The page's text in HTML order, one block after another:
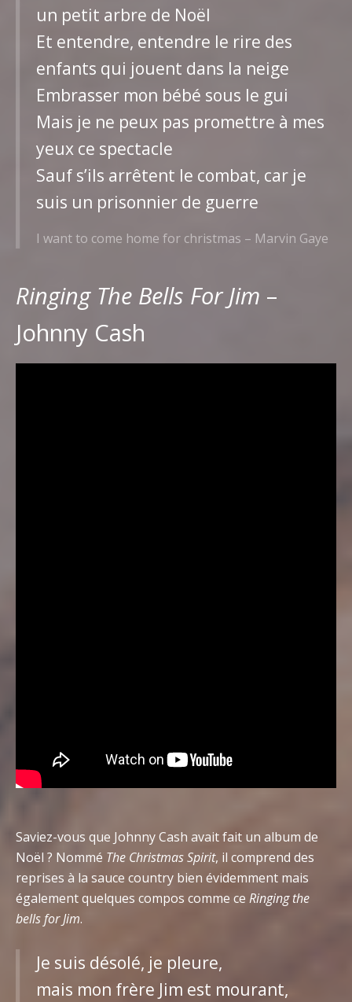
un petit arbre de Noël
Et entendre, entendre le rire des
enfants qui jouent dans la neige
Embrasser mon bébé sous le gui
Mais je ne peux pas promettre à mes
yeux ce spectacle
Sauf s’ils arrêtent le combat, car je
suis un prisonnier de guerre
I want to come home for christmas – Marvin Gaye
Ringing The Bells For Jim –
Johnny Cash
Saviez-vous que Johnny Cash avait fait un album de
Noël ? Nommé The Christmas Spirit, il comprend des
reprises à la sauce country bien évidemment mais
également quelques compos comme ce Ringing the
bells for Jim.
Je suis désolé, je pleure,
mais mon frère Jim est mourant,